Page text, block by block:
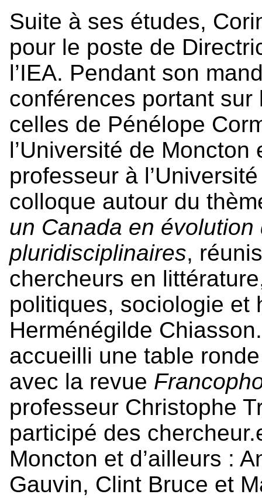
Suite à ses études,
pour le poste de
l’IEA. Pendant son
conférences portant
celles de Pénélope
l’Université de
professeur à
colloque autour du
un Canada en
pluridisciplinaires,
chercheurs en
politiques, sociologie et
Herménégilde
accueilli une table
avec la revue
professeur Christophe
participé des
Moncton et d’ailleurs :
Gauvin, Clint Bruce et